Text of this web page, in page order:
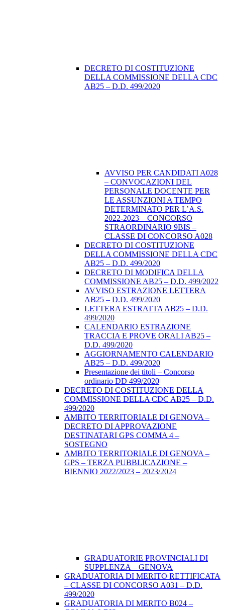
DECRETO DI COSTITUZIONE
DELLA COMMISSIONE DELLA CDC
AB25 – D.D. 499/2020
AVVISO PER CANDIDATI A028
– CONVOCAZIONI DEL
PERSONALE DOCENTE PER
LE ASSUNZIONI A TEMPO
DETERMINATO PER L’A.S.
2022-2023 – CONCORSO
STRAORDINARIO 9BIS –
CLASSE DI CONCORSO A028
DECRETO DI COSTITUZIONE
DELLA COMMISSIONE DELLA CDC
AB25 – D.D. 499/2020
DECRETO DI MODIFICA DELLA
COMMISSIONE AB25 – D.D. 499/2022
AVVISO ESTRAZIONE LETTERA
AB25 – D.D. 499/2020
LETTERA ESTRATTA AB25 – D.D.
499/2020
CALENDARIO ESTRAZIONE
TRACCIA E PROVE ORALI AB25 –
D.D. 499/2020
AGGIORNAMENTO CALENDARIO
AB25 – D.D. 499/2020
Presentazione dei titoli – Concorso
ordinario DD 499/2020
DECRETO DI COSTITUZIONE DELLA
COMMISSIONE DELLA CDC AB25 – D.D.
499/2020
AMBITO TERRITORIALE DI GENOVA –
DECRETO DI APPROVAZIONE
DESTINATARI GPS COMMA 4 –
SOSTEGNO
AMBITO TERRITORIALE DI GENOVA –
GPS – TERZA PUBBLICAZIONE –
BIENNIO 2022/2023 – 2023/2024
GRADUATORIE PROVINCIALI DI
SUPPLENZA – GENOVA
GRADUATORIA DI MERITO RETTIFICATA
– CLASSE DI CONCORSO A031 – D.D.
499/2020
GRADUATORIA DI MERITO B024 –